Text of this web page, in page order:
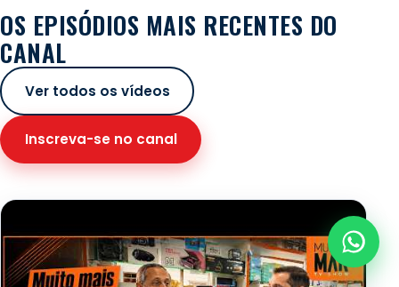
OS EPISÓDIOS MAIS RECENTES DO
CANAL
Ver todos os vídeos
Inscreva-se no canal